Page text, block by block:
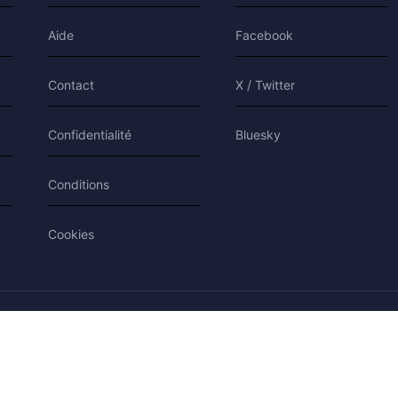
Aide
Contact
Confidentialité
Conditions
Cookies
Facebook
X / Twitter
Bluesky